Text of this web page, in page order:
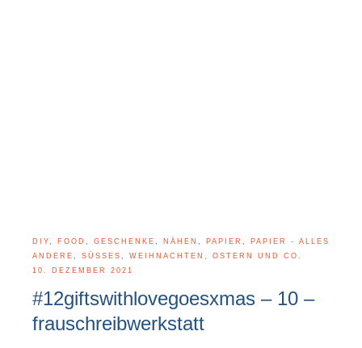
DIY, FOOD , GESCHENKE , NÄHEN , PAPIER , PAPIER - ALLES
ANDERE , SÜSSES , WEIHNACHTEN, OSTERN UND CO.
10. DEZEMBER 2021
#12giftswithlovegoesxmas – 10 –
frauschreibwerkstatt